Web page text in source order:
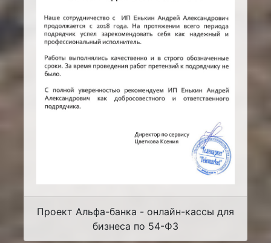
Проект Альфа-банка - онлайн-кассы для
бизнеса по 54-ФЗ